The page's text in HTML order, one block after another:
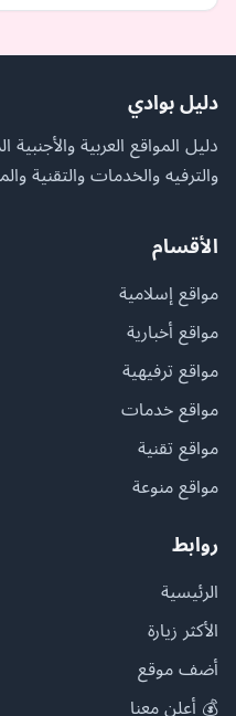
دليل بوادي
دليل المواقع العربية والأجنبية
والترفيه والخدمات والتقنية
الأقسام
مواقع إسلامية
مواقع أخبارية
مواقع ترفيهية
مواقع خدمات
مواقع تقنية
مواقع منوعة
روابط
الرئيسية
الأكثر زيارة
أضف موقع
💰 أعلن معنا